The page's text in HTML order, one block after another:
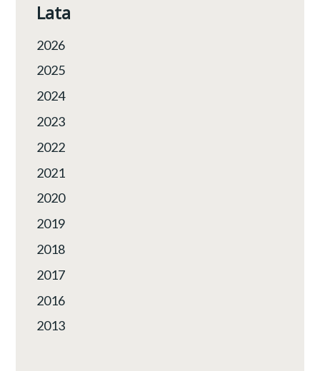
Lata
2026
2025
2024
2023
2022
2021
2020
2019
2018
2017
2016
2013